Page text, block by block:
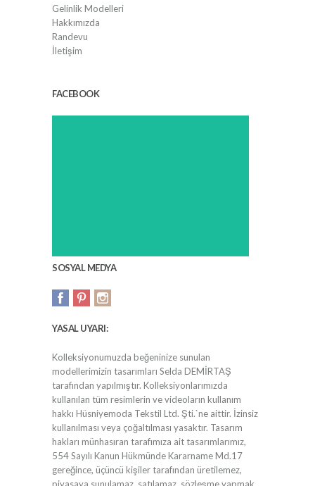
Gelinlik Modelleri
Hakkımızda
Randevu
İletişim
FACEBOOK
SOSYAL MEDYA
YASAL UYARI:
Kolleksiyonumuzda beğeninize sunulan
modellerimizin tasarımları Selda DEMİRTAŞ
tarafından yapılmıştır. Kolleksiyonlarımızda
kullanılan tüm resimlerin ve videoların kullanım
hakkı Hüsniyemoda Tekstil Ltd. Şti.`ne aittir. İzinsiz
kullanılması veya çoğaltılması yasaktır. Tasarım
hakları münhasıran tarafımıza ait tasarımlarımız,
554 Sayılı Kanun Hükmünde Kararname Md.17
gereğince, üçüncü kişiler tarafından üretilemez,